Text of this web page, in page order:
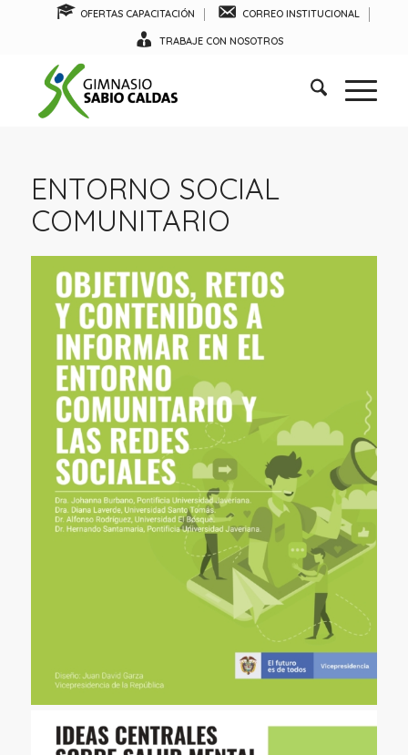
OFERTAS CAPACITACIÓN CORREO INSTITUCIONAL
TRABAJE CON NOSOTROS
ENTORNO SOCIAL
COMUNITARIO